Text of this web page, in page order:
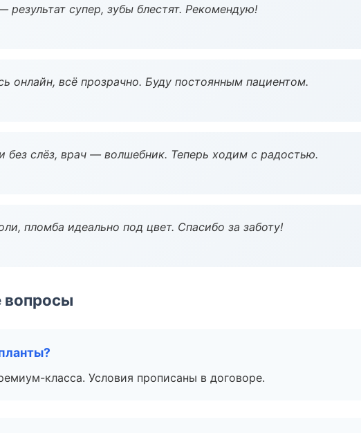
результат супер, зубы блестят. Рекомендую!
онлайн, всё прозрачно. Буду постоянным пациентом.
без слёз, врач — волшебник. Теперь ходим с радостью.
пломба идеально под цвет. Спасибо за заботу!
вопросы
класса. Условия прописаны в договоре.